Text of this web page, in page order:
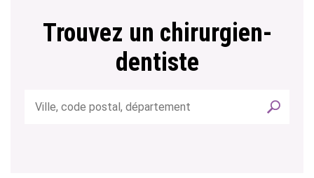
Trouvez un chirurgien-
dentiste